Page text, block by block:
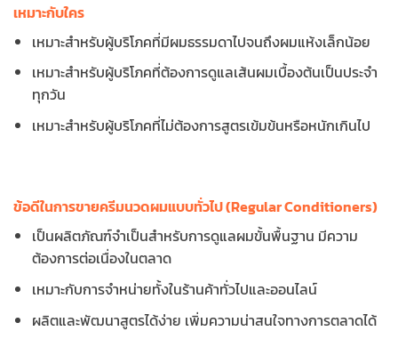
เหมาะกับใคร
เหมาะสำหรับผู้บริโภคที่มีผมธรรมดาไปจนถึงผมแห้งเล็กน้อย
เหมาะสำหรับผู้บริโภคที่ต้องการดูแลเส้นผมเบื้องต้นเป็นประจำ
ทุกวัน
เหมาะสำหรับผู้บริโภคที่ไม่ต้องการสูตรเข้มข้นหรือหนักเกินไป
ข้อดีในการขายครีมนวดผมแบบทั่วไป (Regular Conditioners)
เป็นผลิตภัณฑ์จำเป็นสำหรับการดูแลผมขั้นพื้นฐาน มีความ
ต้องการต่อเนื่องในตลาด
เหมาะกับการจำหน่ายทั้งในร้านค้าทั่วไปและออนไลน์
ผลิตและพัฒนาสูตรได้ง่าย เพิ่มความน่าสนใจทางการตลาดได้